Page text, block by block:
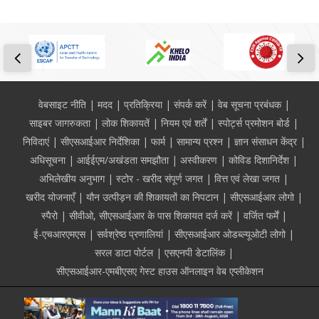
Footerवेबसाइट नीति मदद प्रतिक्रिया संपर्क करें
वेब सूचना प्रबंधक
साइबर जागरुकता
लोक शिकायतें नियम एवं शर्तें
स्पोर्ट्स प्रमोशन बोर्ड
निविदाएं
सीएसआईआर निर्देशिका फार्म सामान्य प्रश्न
ज्ञान संसाधन केंद्र
अधिसूचना
आईईएम/अखंडता समझौता अस्वीकरण
कोविड दिशानिर्देश
अभिलेखीय अनुभाग
स्टोर - खरीद संपूर्ण जगत
वित्त एवं लेखा जगत
खरीद योजनाएँ
यौन उत्पीड़न की शिकायतों का निपटान
सीएसआईआर लोगो
स्पैरो
सीवीओ, सीएसआईआर के पास शिकायत दर्ज करें
वर्जित फर्में
ई-एचआरएमएस
सर्वश्रेष्ठ प्रणालियां
सीएसआईआर ओडब्ल्यूओटी लोगो
सरल डाटा पोर्टल
एसएनपी डेटालिंक
सीएसआईआर-एमबीएसए गेस्ट हाउस ऑनलाइन वेब एप्लीकेशन